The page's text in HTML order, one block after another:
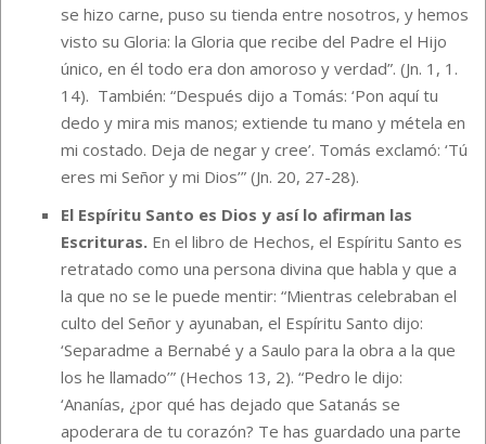
se hizo carne, puso su tienda entre nosotros, y hemos
visto su Gloria: la Gloria que recibe del Padre el Hijo
único, en él todo era don amoroso y verdad”. (Jn. 1, 1.
14). También: “Después dijo a Tomás: ‘Pon aquí tu
dedo y mira mis manos; extiende tu mano y métela en
mi costado. Deja de negar y cree’. Tomás exclamó: ‘Tú
eres mi Señor y mi Dios’” (Jn. 20, 27-28).
El Espíritu Santo es Dios y así lo afirman las
Escrituras. En el libro de Hechos, el Espíritu Santo es
retratado como una persona divina que habla y que a
la que no se le puede mentir: “Mientras celebraban el
culto del Señor y ayunaban, el Espíritu Santo dijo:
‘Separadme a Bernabé y a Saulo para la obra a la que
los he llamado’” (Hechos 13, 2). “Pedro le dijo:
‘Ananías, ¿por qué has dejado que Satanás se
apoderara de tu corazón? Te has guardado una parte